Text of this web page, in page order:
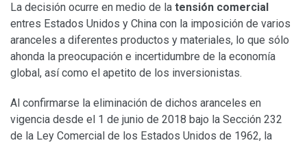
La decisión ocurre en medio de la tensión comercial
entres Estados Unidos y China con la imposición de varios
aranceles a diferentes productos y materiales, lo que sólo
ahonda la preocupación e incertidumbre de la economía
global, así como el apetito de los inversionistas.
Al confirmarse la eliminación de dichos aranceles en
vigencia desde el 1 de junio de 2018 bajo la Sección 232
de la Ley Comercial de los Estados Unidos de 1962, la